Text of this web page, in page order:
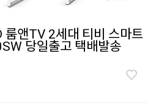
앤TV 2세대 티비 스마트
당일출고 택배발송